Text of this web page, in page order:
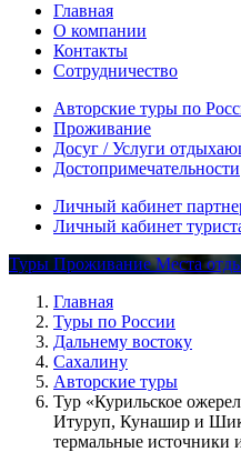
Главная
О компании
Контакты
Сотрудничество
Авторские туры по
Проживание
Досуг / Услуги
Достопримечательности
Личный кабинет
Личный кабинет
Туры ПроживаниеМеста
Главная
Туры по России
Дальнему востоку
Сахалину
Авторские туры
Тур «Курильское
Итуруп, Кунашир и
термальные источники